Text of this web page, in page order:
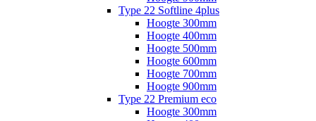
Type 22 Softline 4plus
Hoogte 300mm
Hoogte 400mm
Hoogte 500mm
Hoogte 600mm
Hoogte 700mm
Hoogte 900mm
Type 22 Premium eco
Hoogte 300mm